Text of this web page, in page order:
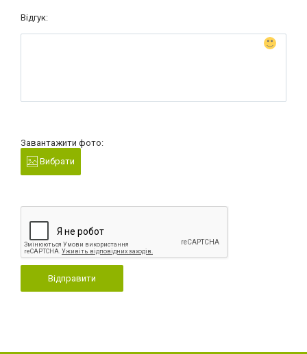
Відгук:
Завантажити фото:
Вибрати
Відправити